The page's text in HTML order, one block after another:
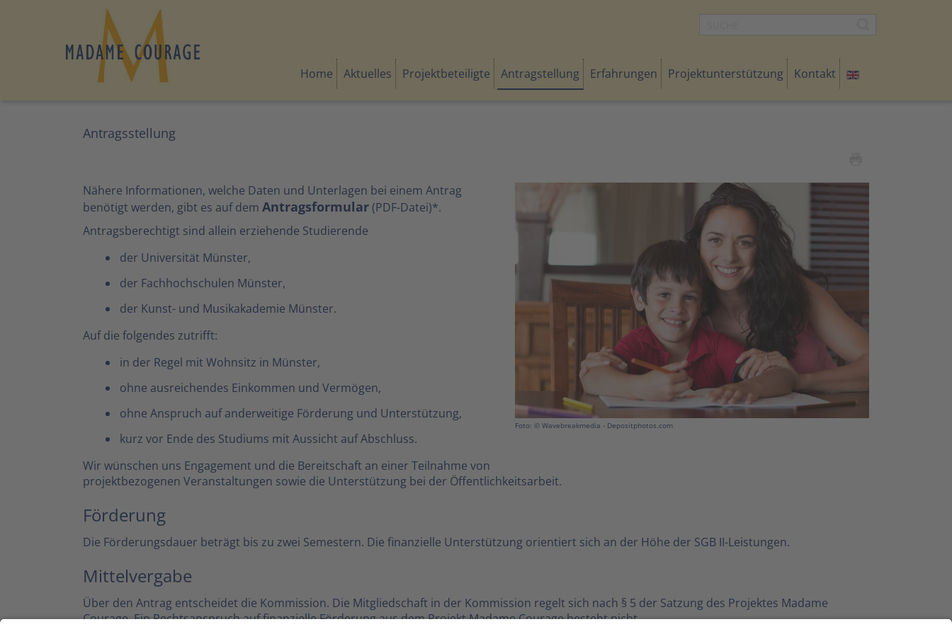
Home Aktuelles Projektbeteiligte Antragstellung Erfahrungen Projektunterstützung Kontakt
Antragsstellung
Foto: © Wavebreakmedia - Depositphotos.com
Nähere Informationen, welche Daten und Unterlagen bei einem Antrag
benötigt werden, gibt es auf dem Antragsformular(PDF-Datei)*.
Antragsberechtigt sind allein erziehende Studierende
der Universität Münster,
der Fachhochschulen Münster,
der Kunst- und Musikakademie Münster.
Auf die folgendes zutrifft:
in der Regel mit Wohnsitz in Münster,
ohne ausreichendes Einkommen und Vermögen,
ohne Anspruch auf anderweitige Förderung und Unterstützung,
kurz vor Ende des Studiums mit Aussicht auf Abschluss.
Wir wünschen uns Engagement und die Bereitschaft an einer Teilnahme von
projektbezogenen Veranstaltungen sowie die Unterstützung bei der Öffentlichkeitsarbeit.
Förderung
Die Förderungsdauer beträgt bis zu zwei Semestern. Die finanzielle Unterstützung orientiert sich an der Höhe der SGB II-Leistungen.
Mittelvergabe
Über den Antrag entscheidet die Kommission. Die Mitgliedschaft in der Kommission regelt sich nach § 5 der Satzung des Projektes Madame
Courage. Ein Rechtsanspruch auf finanzielle Förderung aus dem Projekt Madame Courage besteht nicht.